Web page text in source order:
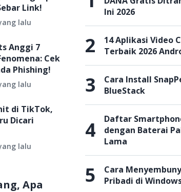
Link!
lalu
Anggi 7
Cek
Phishing!
lalu
di TikTok,
Dicari
lalu
Apa
Ini 2026
2
14 Aplikasi Video
Terbaik 2026
3
Cara Install
BlueStack
4
Daftar
dengan Baterai
Lama
5
Cara
Pribadi di